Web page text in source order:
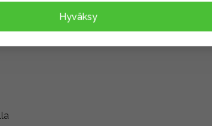
voivat
Hyväksy